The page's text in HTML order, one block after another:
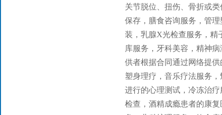
关节脱位、扭伤、骨折或
保存，膳食咨询服务，管
装，乳腺X光检查服务，精
库服务，牙科美容，精神
供者根据合同通过网络提
塑身理疗，音乐疗法服务
进行的心理测试，冷冻治
检查，酒精成瘾患者的康